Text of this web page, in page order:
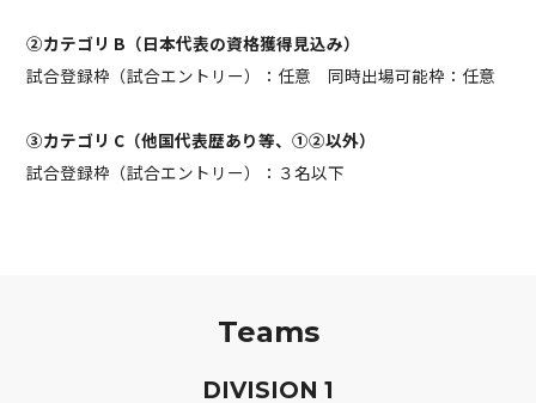
②カテゴリ B（日本代表の資格獲得見込み）
試合登録枠（試合エントリー）：任意 同時出場可能枠：任意
③カテゴリ C（他国代表歴あり等、①②以外）
試合登録枠（試合エントリー）：３名以下
Teams
DIVISION 1